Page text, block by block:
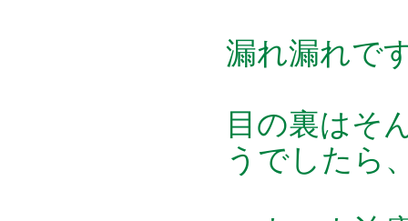
漏れ漏れで
目の裏はそ
うでしたら